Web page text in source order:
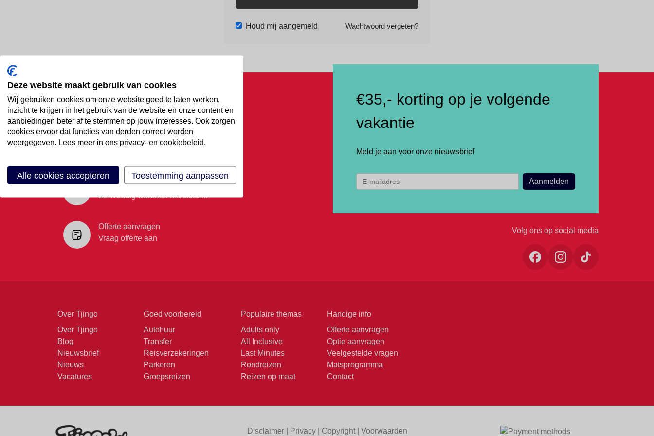
Houd mij aangemeld Wachtwoord vergeten?
Bel ons
088 66 55 999
Mail ons
Maak een afspraak
Eenvoudig wanneer het uitkomt
Offerte aanvragen
Vraag offerte aan
€35,- korting op je volgende
vakantie
Meld je aan voor onze nieuwsbrief
Volg ons op social media
Over Tjingo
Over Tjingo
Blog
Nieuwsbrief
Nieuws
Vacatures
Goed voorbereid
Autohuur
Transfer
Reisverzekeringen
Parkeren
Groepsreizen
Populaire themas
Adults only
All Inclusive
Last Minutes
Rondreizen
Reizen op maat
Handige info
Offerte aanvragen
Optie aanvragen
Veelgestelde vragen
Matsprogramma
Contact
Disclaimer| Privacy| Copyright| Voorwaarden
Deze website maakt gebruik van cookies
Wij gebruiken cookies om onze website goed te laten werken,
inzicht te krijgen in het gebruik van de website en onze content en
aanbiedingen beter af te stemmen op jouw interesses. Ook zorgen
cookies ervoor dat functies van derden correct worden
weergegeven. Lees meer in ons privacy- en cookiebeleid.
Alle cookies accepteren Toestemming aanpassen